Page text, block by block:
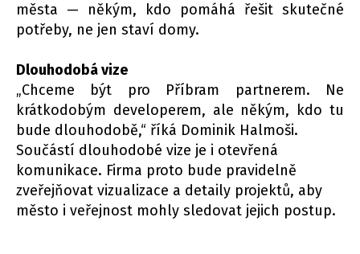
města — někým, kdo pomáhá řešit skutečné
potřeby, ne jen staví domy.
Dlouhodobá vize
„Chceme být pro Příbram partnerem. Ne
krátkodobým developerem, ale někým, kdo tu
bude dlouhodobě,“ říká Dominik Halmoši.
Součástí dlouhodobé vize je i otevřená
komunikace. Firma proto bude pravidelně
zveřejňovat vizualizace a detaily projektů, aby
město i veřejnost mohly sledovat jejich postup.